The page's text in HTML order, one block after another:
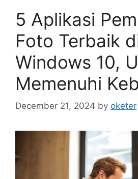
5 Aplikasi
Foto Terbaik
Windows 10,
Memenuhi
December 21, 2024 by oketer